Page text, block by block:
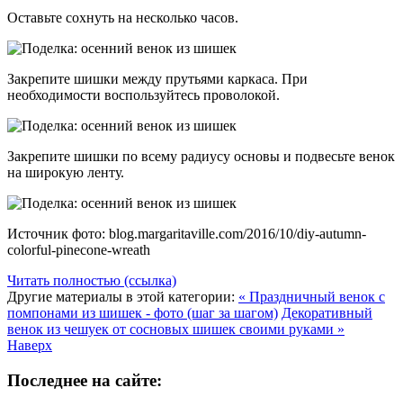
Оставьте сохнуть на несколько часов.
Закрепите шишки между прутьями каркаса. При
необходимости воспользуйтесь проволокой.
Закрепите шишки по всему радиусу основы и подвесьте венок
на широкую ленту.
Источник фото: blog.margaritaville.com/2016/10/diy-autumn-
colorful-pinecone-wreath
Читать полностью (ссылка)
Другие материалы в этой категории: « Праздничный венок с
помпонами из шишек - фото (шаг за шагом) Декоративный
венок из чешуек от сосновых шишек своими руками »
Наверх
Последнее на сайте: